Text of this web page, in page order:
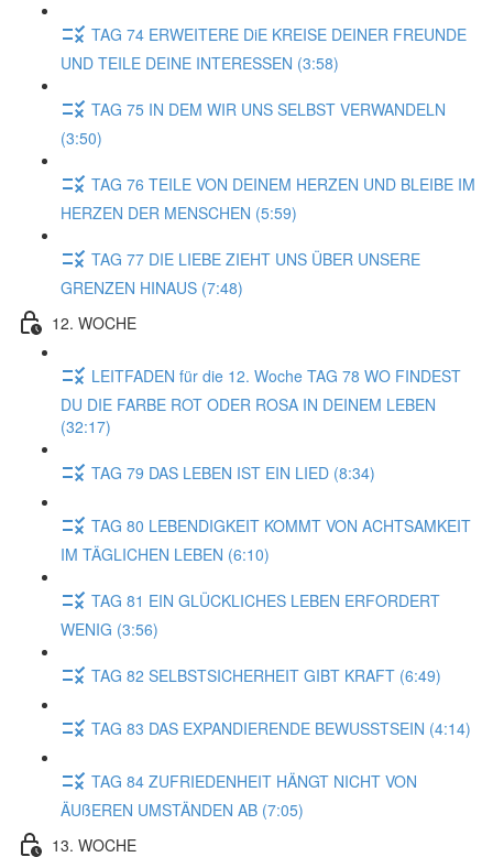
TAG 74 ERWEITERE DiE KREISE DEINER FREUNDE
UND TEILE DEINE INTERESSEN (3:58)
TAG 75 IN DEM WIR UNS SELBST VERWANDELN
(3:50)
TAG 76 TEILE VON DEINEM HERZEN UND BLEIBE IM
HERZEN DER MENSCHEN (5:59)
TAG 77 DIE LIEBE ZIEHT UNS ÜBER UNSERE
GRENZEN HINAUS (7:48)
12. WOCHE
LEITFADEN für die 12. Woche TAG 78 WO FINDEST
DU DIE FARBE ROT ODER ROSA IN DEINEM LEBEN
(32:17)
TAG 79 DAS LEBEN IST EIN LIED (8:34)
TAG 80 LEBENDIGKEIT KOMMT VON ACHTSAMKEIT
IM TÄGLICHEN LEBEN (6:10)
TAG 81 EIN GLÜCKLICHES LEBEN ERFORDERT
WENIG (3:56)
TAG 82 SELBSTSICHERHEIT GIBT KRAFT (6:49)
TAG 83 DAS EXPANDIERENDE BEWUSSTSEIN (4:14)
TAG 84 ZUFRIEDENHEIT HÄNGT NICHT VON
ÄUßEREN UMSTÄNDEN AB (7:05)
13. WOCHE